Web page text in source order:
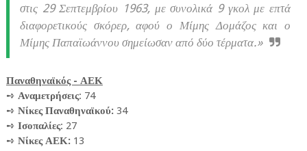
στις 29 Σεπτεμβρίου 1963, με συνολικά 9 γκολ με επτά
διαφορετικούς σκόρερ, αφού ο Μίμης Δομάζος και ο
Μίμης Παπαϊωάννου σημείωσαν από δύο τέρματα.»
Παναθηναϊκός - ΑΕΚ
➺ Αναμετρήσεις: 74
➺ Νίκες Παναθηναϊκού:34
➺ Ισοπαλίες: 27
➺ Νίκες ΑΕΚ:13